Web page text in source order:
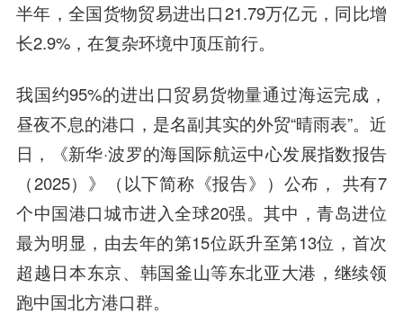
半年，全国货物贸易进出口21.79万亿元，同比增
长2.9%，在复杂环境中顶压前行。
我国约95%的进出口贸易货物量通过海运完成，
昼夜不息的港口，是名副其实的外贸“晴雨表”。近
日，《新华·波罗的海国际航运中心发展指数报告
（2025）》（以下简称《报告》）公布， 共有7
个中国港口城市进入全球20强。其中，青岛进位
最为明显，由去年的第15位跃升至第13位，首次
超越日本东京、韩国釜山等东北亚大港，继续领
跑中国北方港口群。